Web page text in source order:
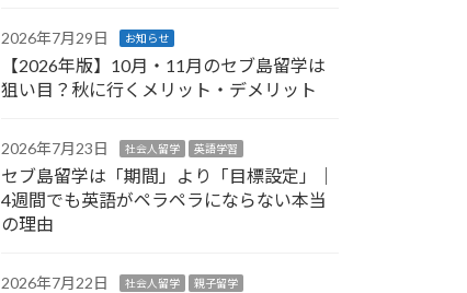
2026年7月29日 お知らせ
【2026年版】10月・11月のセブ島留学は
狙い目？秋に行くメリット・デメリット
2026年7月23日 社会人留学 英語学習
セブ島留学は「期間」より「目標設定」｜
4週間でも英語がペラペラにならない本当
の理由
2026年7月22日 社会人留学 親子留学